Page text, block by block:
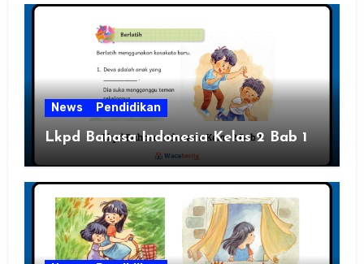
News Pendidikan
Lkpd Bahasa Indonesia Kelas 2 Bab 1